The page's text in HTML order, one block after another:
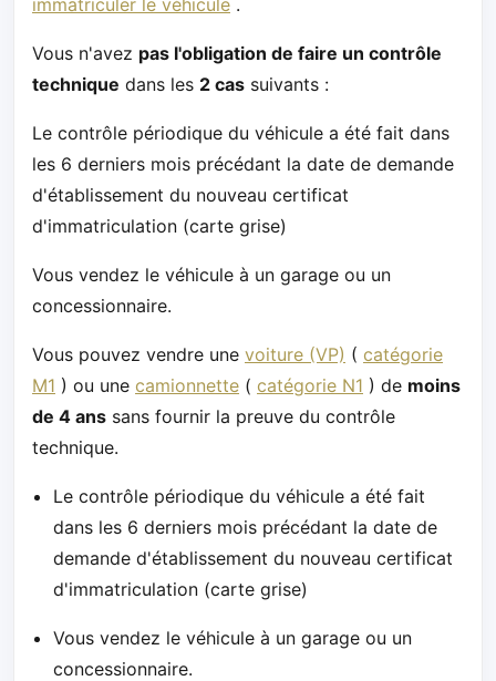
Vous n'avez pas l'obligation de faire un contrôle
technique dans les 2 cas suivants :
Le contrôle périodique du véhicule a été fait dans
les 6 derniers mois précédant la date de demande
d'établissement du nouveau certificat
d'immatriculation (carte grise)
Vous vendez le véhicule à un garage ou un
concessionnaire.
Vous pouvez vendre une voiture (VP) ( catégorie
M1 ) ou une camionnette ( catégorie N1 ) de moins
de 4 ans sans fournir la preuve du contrôle
technique.
Le contrôle périodique du véhicule a été fait
dans les 6 derniers mois précédant la date de
demande d'établissement du nouveau certificat
d'immatriculation (carte grise)
Vous vendez le véhicule à un garage ou un
concessionnaire.